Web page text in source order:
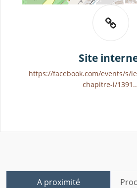
Site
https://facebook.com/events/s/
chapitre-i/
A proximité